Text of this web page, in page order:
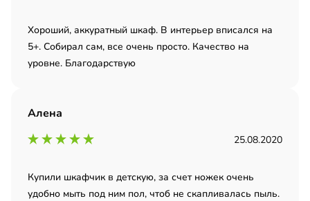
Хороший, аккуратный шкаф. В интерьер вписался на
5+. Собирал сам, все очень просто. Качество на
уровне. Благодарствую
Алена
25.08.2020
Купили шкафчик в детскую, за счет ножек очень
удобно мыть под ним пол, чтоб не скапливалась пыль.